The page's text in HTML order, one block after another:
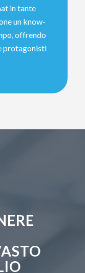
in tante
un know-
offrendo
protagonisti